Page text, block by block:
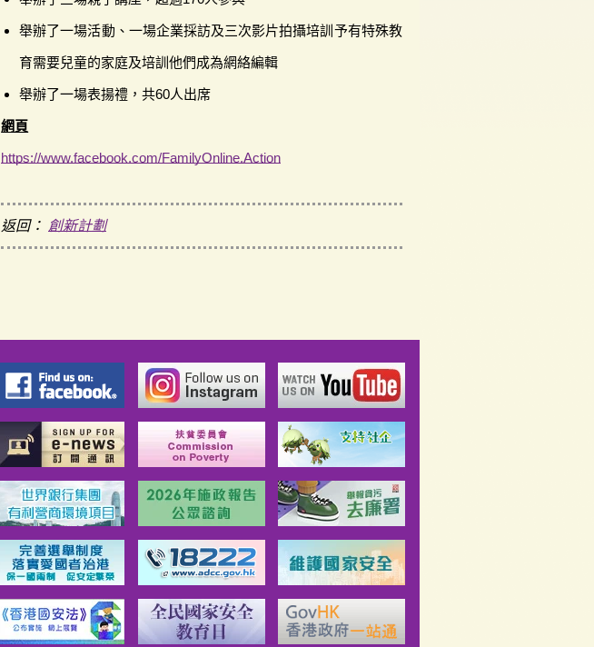
舉辦了一場活動、一場企業採訪及三次影片拍攝培訓予有特殊教
育需要兒童的家庭及培訓他們成為網絡編輯
舉辦了一場表揚禮，共60人出席
網頁
https://www.facebook.com/FamilyOnline.Action
返回： 創新計劃